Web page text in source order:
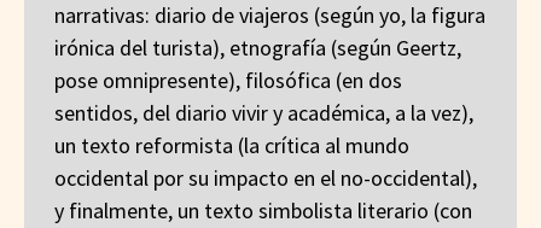
narrativas: diario de viajeros (según yo, la figura
irónica del turista), etnografía (según Geertz,
pose omnipresente), filosófica (en dos
sentidos, del diario vivir y académica, a la vez),
un texto reformista (la crítica al mundo
occidental por su impacto en el no-occidental),
y finalmente, un texto simbolista literario (con